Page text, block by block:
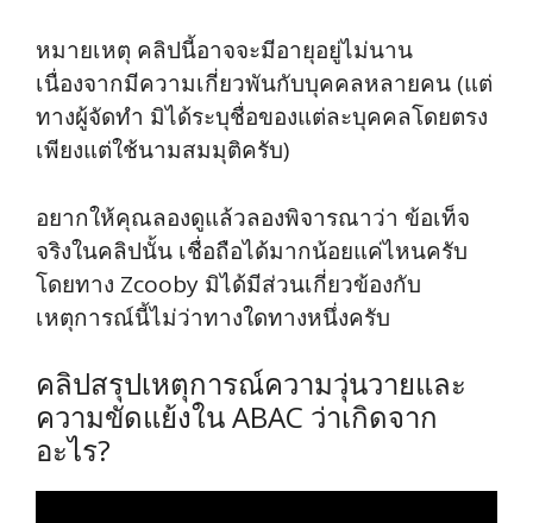
หมายเหตุ คลิปนี้อาจจะมีอายุอยู่ไม่นาน
เนื่องจากมีความเกี่ยวพันกับบุคคลหลายคน (แต่
ทางผู้จัดทำ มิได้ระบุชื่อของแต่ละบุคคลโดยตรง
เพียงแต่ใช้นามสมมุติครับ)
อยากให้คุณลองดูแล้วลองพิจารณาว่า ข้อเท็จ
จริงในคลิปนั้น เชื่อถือได้มากน้อยแค่ไหนครับ
โดยทาง Zcooby มิได้มีส่วนเกี่ยวข้องกับ
เหตุการณ์นี้ไม่ว่าทางใดทางหนึ่งครับ
คลิปสรุปเหตุการณ์ความวุ่นวายและ
ความขัดแย้งใน ABAC ว่าเกิดจาก
อะไร?